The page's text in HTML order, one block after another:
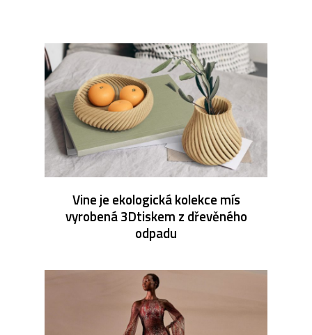
Vine je ekologická kolekce mís
vyrobená 3Dtiskem z dřevěného
odpadu